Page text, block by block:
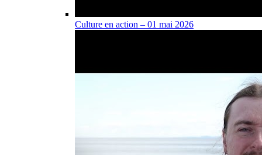
Culture en action – 01 mai 2026